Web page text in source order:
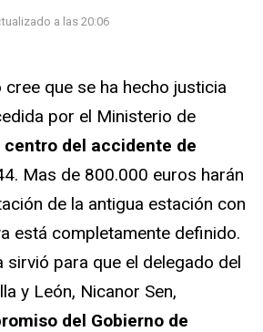
a las 20:06
que se ha hecho justicia
por el Ministerio de
centro del accidente de
Mas de 800.000 euros harán
de la antigua estación con
está completamente definido.
sirvió para que el delegado del
y León, Nicanor Sen,
del Gobierno de